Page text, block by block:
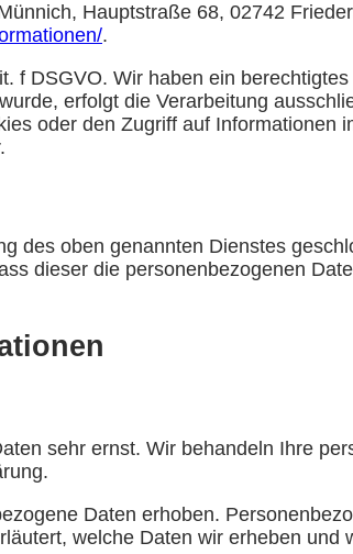
Hauptstraße 68, 02742
.
f DSGVO. Wir haben ein
erfolgt die Verarbeitung
oder den Zugriff auf Informationen
des oben genannten Dienstes
dieser die personenbezogenen
sehr ernst. Wir behandeln Ihre
Daten erhoben.
welche Daten wir erheben